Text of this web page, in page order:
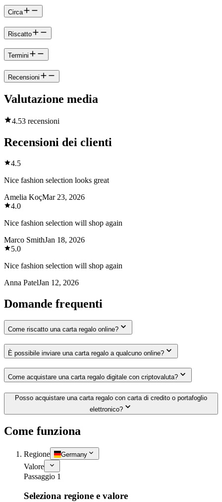
Circa
Riscatto
Termini
Recensioni
Valutazione media
4.53 recensioni
Recensioni dei clienti
4.5
Nice fashion selection looks great
Amelia KoçMar 23, 2026
4.0
Nice fashion selection will shop again
Marco SmithJan 18, 2026
5.0
Nice fashion selection will shop again
Anna PatelJan 12, 2026
Domande frequenti
Come riscatto una carta regalo online?
È possibile inviare una carta regalo a qualcuno online?
Come acquistare una carta regalo digitale con criptovaluta?
Posso acquistare una carta regalo con carta di credito o portafoglio
elettronico?
Come funziona
Regione Germany
Valore
Passaggio 1
Seleziona regione e valore